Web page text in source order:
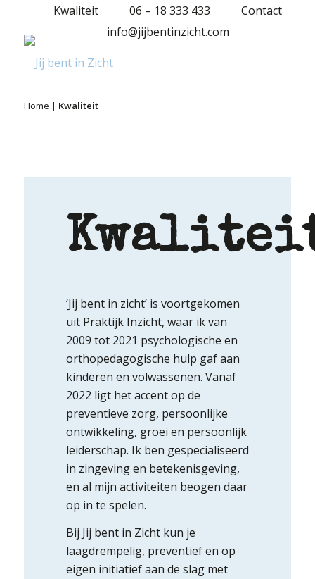
Kwaliteit 06 – 18 333 433
Contact
info@jijbentinzicht.com
Home | Kwaliteit
‘Jij bent in zicht’ is voortgekomen
uit Praktijk Inzicht, waar ik van
2009 tot 2021 psychologische en
orthopedagogische hulp gaf aan
kinderen en volwassenen. Vanaf
2022 ligt het accent op de
preventieve zorg, persoonlijke
ontwikkeling, groei en persoonlijk
leiderschap. Ik ben gespecialiseerd
in zingeving en betekenisgeving,
en al mijn activiteiten beogen daar
op in te spelen.
Bij Jij bent in Zicht kun je
laagdrempelig, preventief en op
eigen initiatief aan de slag met